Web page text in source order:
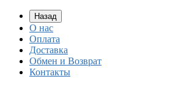
Назад
О нас
Оплата
Доставка
Обмен и Возврат
Контакты